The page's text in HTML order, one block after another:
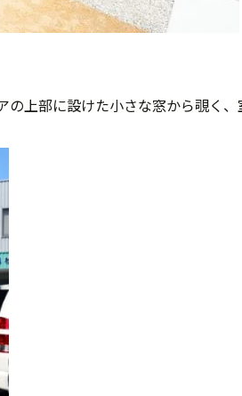
上部に設けた小さな窓から覗く